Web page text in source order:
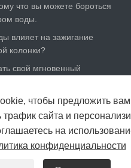
что вы можете бороться
воды.
влияет на зажигание
колонки?
свой мгновенный
прохладными
газовой обогреватель
нужен?
Gastek Home Appliance
чтобы предложить
сайта и
на
конфиденциальности